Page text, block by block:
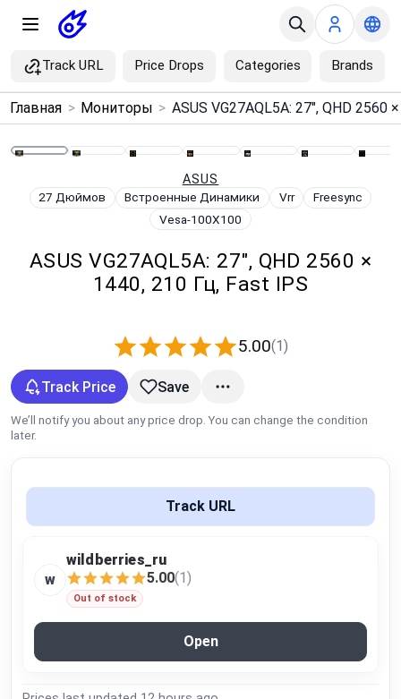
Track URL Price Drops Categories Brands
Menu ×
Price Drops
Global Price Tracker
Plans & Pricing
Log in
Главная > Мониторы >
ASUS
27 Дюймов Встроенные Динамики Vrr
Freesync
Vesa-100X100
ASUS VG27AQL5A: 27", QHD 2560 ×
1440, 210 Гц, Fast IPS
5.00(1)
Track Price Save
We’ll notify you about any price drop. You can change the condition
later.
Track URL
w
wildberries_ru
5.00(1)
Out of stock
Open